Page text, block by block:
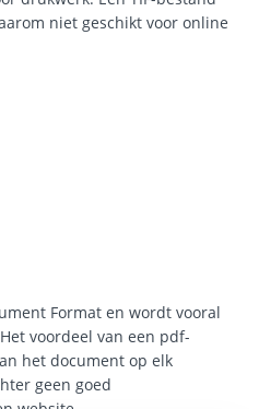
niet geschikt voor online
Format en wordt vooral
voordeel van een pdf-
het document op elk
geen goed